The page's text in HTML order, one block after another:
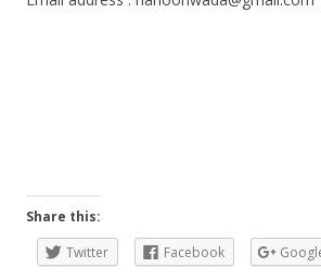
Share this:
Twitter
Facebook